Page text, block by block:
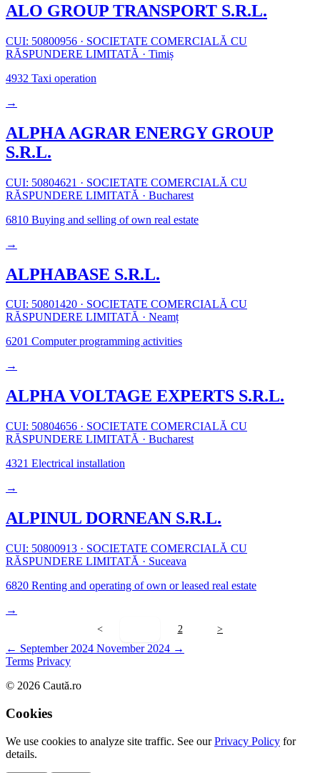
ALO GROUP TRANSPORT S.R.L.
CUI: 50800956 · SOCIETATE COMERCIALĂ CU
RĂSPUNDERE LIMITATĂ · Timiș
4932 Taxi operation
→
ALPHA AGRAR ENERGY GROUP
S.R.L.
CUI: 50804621 · SOCIETATE COMERCIALĂ CU
RĂSPUNDERE LIMITATĂ · Bucharest
6810 Buying and selling of own real estate
→
ALPHABASE S.R.L.
CUI: 50801420 · SOCIETATE COMERCIALĂ CU
RĂSPUNDERE LIMITATĂ · Neamț
6201 Computer programming activities
→
ALPHA VOLTAGE EXPERTS S.R.L.
CUI: 50804656 · SOCIETATE COMERCIALĂ CU
RĂSPUNDERE LIMITATĂ · Bucharest
4321 Electrical installation
→
ALPINUL DORNEAN S.R.L.
CUI: 50800913 · SOCIETATE COMERCIALĂ CU
RĂSPUNDERE LIMITATĂ · Suceava
6820 Renting and operating of own or leased real estate
→
< 2 >
← September 2024 November 2024 →
Terms Privacy
© 2026 Caută.ro
Cookies
We use cookies to analyze site traffic. See ourPrivacy Policy for
details.